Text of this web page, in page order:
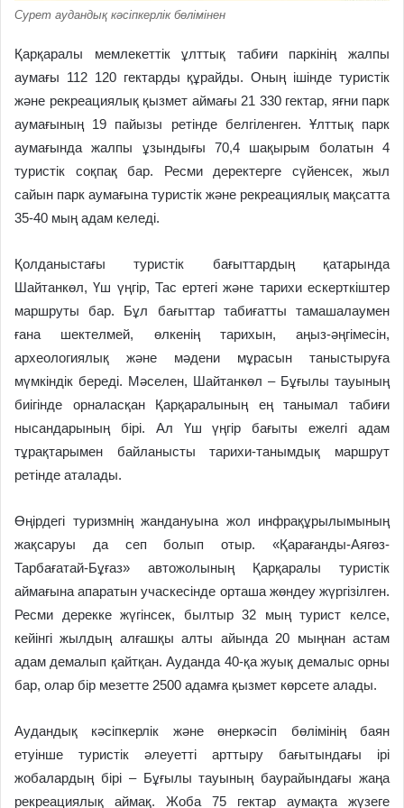
Сурет аудандық кәсіпкерлік бөлімінен
Қарқаралы мемлекеттік ұлттық табиғи паркінің жалпы
аумағы 112 120 гектарды құрайды. Оның ішінде туристік
және рекреациялық қызмет аймағы 21 330 гектар, яғни парк
аумағының 19 пайызы ретінде белгіленген. Ұлттық парк
аумағында жалпы ұзындығы 70,4 шақырым болатын 4
туристік соқпақ бар. Ресми деректерге сүйенсек, жыл
сайын парк аумағына туристік және рекреациялық мақсатта
35-40 мың адам келеді.
Қолданыстағы туристік бағыттардың қатарында
Шайтанкөл, Үш үңгір, Тас ертегі және тарихи ескерткіштер
маршруты бар. Бұл бағыттар табиғатты тамашалаумен
ғана шектелмей, өлкенің тарихын, аңыз-әңгімесін,
археологиялық және мәдени мұрасын таныстыруға
мүмкіндік береді. Мәселен, Шайтанкөл – Бұғылы тауының
биігінде орналасқан Қарқаралының ең танымал табиғи
нысандарының бірі. Ал Үш үңгір бағыты ежелгі адам
тұрақтарымен байланысты тарихи-танымдық маршрут
ретінде аталады.
Өңірдегі туризмнің жандануына жол инфрақұрылымының
жақсаруы да сеп болып отыр. «Қарағанды-Аягөз-
Тарбағатай-Бұғаз» автожолының Қарқаралы туристік
аймағына апаратын учаскесінде орташа жөндеу жүргізілген.
Ресми дерекке жүгінсек, былтыр 32 мың турист келсе,
кейінгі жылдың алғашқы алты айында 20 мыңнан астам
адам демалып қайтқан. Ауданда 40-қа жуық демалыс орны
бар, олар бір мезетте 2500 адамға қызмет көрсете алады.
Аудандық кәсіпкерлік және өнеркәсіп бөлімінің баян
етуінше туристік әлеуетті арттыру бағытындағы ірі
жобалардың бірі – Бұғылы тауының баурайындағы жаңа
рекреациялық аймақ. Жоба 75 гектар аумақта жүзеге